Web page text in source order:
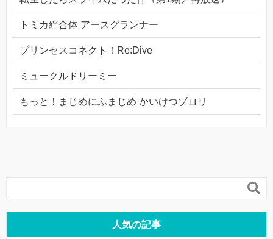
トミカ絆合体 アースグランナー
プリンセスコネクト！Re:Dive
ミュークルドリーミー
もっと！まじめにふまじめ かいけつゾロリ

人気の記事